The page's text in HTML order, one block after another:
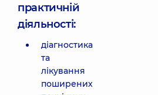
практичній
діяльності:
діагностика
та
лікування
поширених